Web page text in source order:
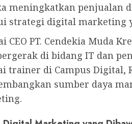
meningkatkan penjualan
strategi digital marketing
CEO PT. Cendekia Muda
di bidang IT dan
trainer di Campus Digital,
sumber daya